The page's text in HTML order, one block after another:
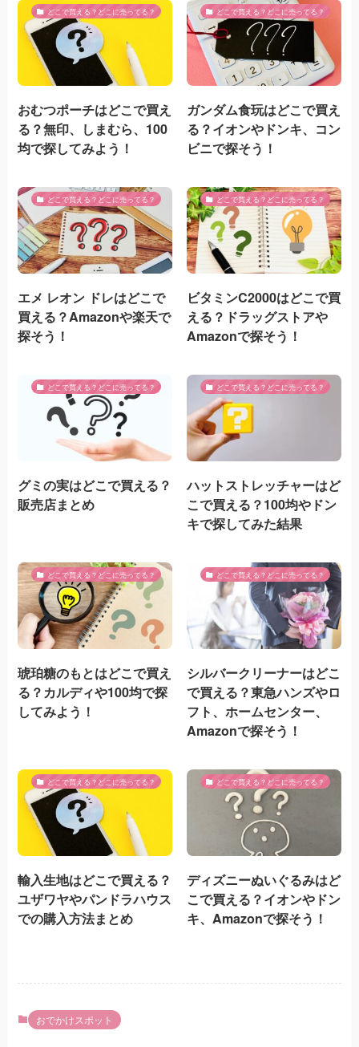
どこで買える？どこに売ってる？
おむつポーチはどこで買え
る？無印、しまむら、100
均で探してみよう！
どこで買える？どこに売ってる？
ガンダム食玩はどこで買え
る？イオンやドンキ、コン
ビニで探そう！
どこで買える？どこに売ってる？
エメ レオン ドレはどこで
買える？Amazonや楽天で
探そう！
どこで買える？どこに売ってる？
ビタミンC2000はどこで買
える？ドラッグストアや
Amazonで探そう！
どこで買える？どこに売ってる？
グミの実はどこで買える？
販売店まとめ
どこで買える？どこに売ってる？
ハットストレッチャーはど
こで買える？100均やドン
キで探してみた結果
どこで買える？どこに売ってる？
琥珀糖のもとはどこで買え
る？カルディや100均で探
してみよう！
どこで買える？どこに売ってる？
シルバークリーナーはどこ
で買える？東急ハンズやロ
フト、ホームセンター、
Amazonで探そう！
どこで買える？どこに売ってる？
輸入生地はどこで買える？
ユザワヤやパンドラハウス
での購入方法まとめ
どこで買える？どこに売ってる？
ディズニーぬいぐるみはど
こで買える？イオンやドン
キ、Amazonで探そう！
おでかけスポット